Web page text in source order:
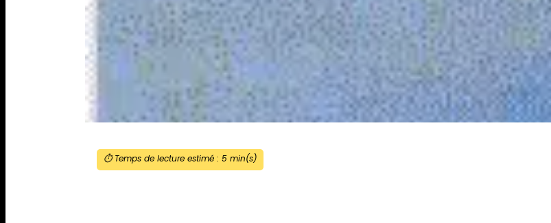
⏱️ Temps de lecture estimé : 5min(s)